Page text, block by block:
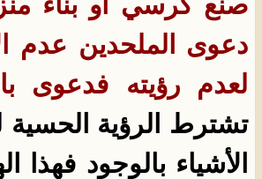
دعوى الملحدين عدم
لعدم رؤيته فدعوى
تشترط الرؤية
الأشياء بالوجود فهذا